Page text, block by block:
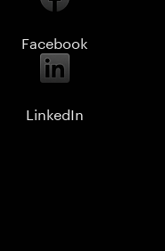
Facebook
LinkedIn